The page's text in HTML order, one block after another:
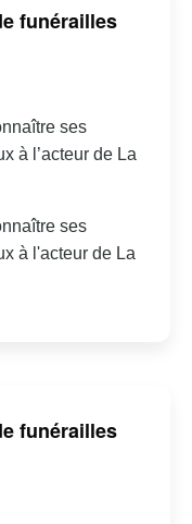
funérailles
ses
à l’acteur de La
ses
à l'acteur de La
funérailles